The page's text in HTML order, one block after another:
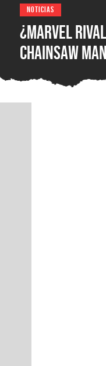
NOTICIAS
¿Marvel
Chainsaw
comparan a
Demonio